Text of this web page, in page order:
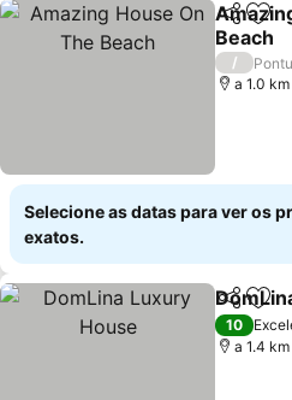
Partilhar
Beach
Ver
/
a 1.0
Selecione as datas para ver os
exatos.
Partilhar
10
a 1.4